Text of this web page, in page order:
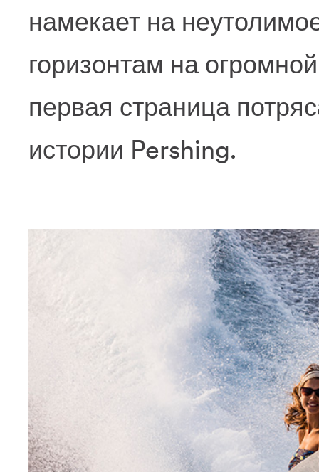
намекает на
горизонтам на
первая страница
истории Pershing.